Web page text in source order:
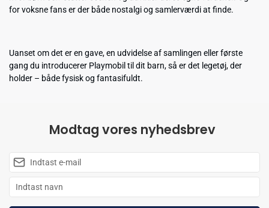
for voksne fans er der både nostalgi og samlerværdi at finde.
Uanset om det er en gave, en udvidelse af samlingen eller første
gang du introducerer Playmobil til dit barn, så er det legetøj, der
holder – både fysisk og fantasifuldt.
Modtag vores nyhedsbrev